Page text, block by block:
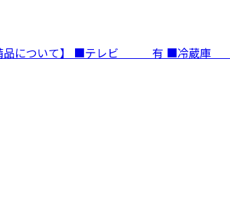
品について】 ■テレビ 有 ■冷